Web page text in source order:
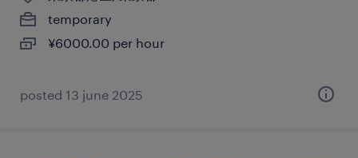
temporary
¥6000.00 per hour
posted 13 june 2025